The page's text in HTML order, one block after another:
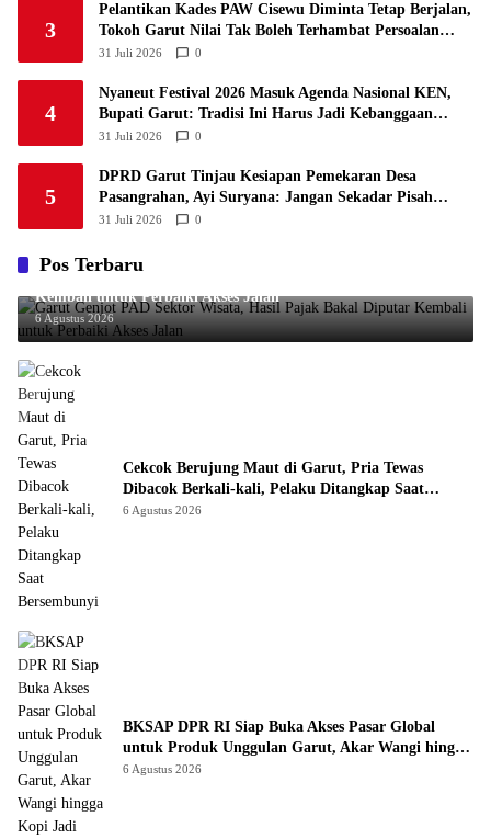
3
Pelantikan Kades PAW Cisewu Diminta Tetap Berjalan,
Tokoh Garut Nilai Tak Boleh Terhambat Persoalan
Keuangan Lama
31 Juli 2026 0
4
Nyaneut Festival 2026 Masuk Agenda Nasional KEN,
Bupati Garut: Tradisi Ini Harus Jadi Kebanggaan
Daerah
31 Juli 2026 0
5
DPRD Garut Tinjau Kesiapan Pemekaran Desa
Pasangrahan, Ayi Suryana: Jangan Sekadar Pisah
Wilayah
31 Juli 2026 0
Pos Terbaru
Garut Genjot PAD Sektor Wisata, Hasil Pajak Bakal Diputar
Kembali untuk Perbaiki Akses Jalan
6 Agustus 2026
Cekcok Berujung Maut di Garut, Pria Tewas
Dibacok Berkali-kali, Pelaku Ditangkap Saat
Bersembunyi
6 Agustus 2026
BKSAP DPR RI Siap Buka Akses Pasar Global
untuk Produk Unggulan Garut, Akar Wangi hingga
Kopi Jadi Andalan
6 Agustus 2026